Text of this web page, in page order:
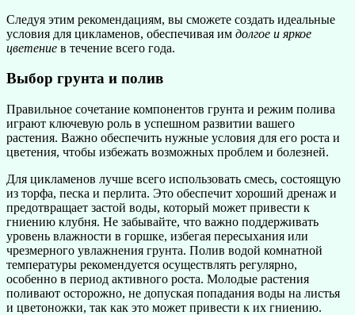
Следуя этим рекомендациям, вы сможете создать идеальные
условия для цикламенов, обеспечивая им долгое и яркое
цветение в течение всего года.
Выбор грунта и полив
Правильное сочетание компонентов грунта и режим полива
играют ключевую роль в успешном развитии вашего
растения. Важно обеспечить нужные условия для его роста и
цветения, чтобы избежать возможных проблем и болезней.
Для цикламенов лучше всего использовать смесь, состоящую
из торфа, песка и перлита. Это обеспечит хороший дренаж и
предотвращает застой воды, который может привести к
гниению клубня. Не забывайте, что важно поддерживать
уровень влажности в горшке, избегая пересыхания или
чрезмерного увлажнения грунта. Полив водой комнатной
температуры рекомендуется осуществлять регулярно,
особенно в период активного роста. Молодые растения
поливают осторожно, не допуская попадания воды на листья
и цветоножки, так как это может привести к их гниению.